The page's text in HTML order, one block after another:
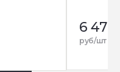
6 470
руб/шт